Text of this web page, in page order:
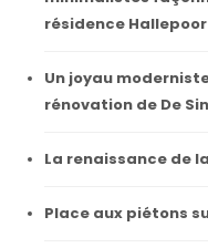
résidence
Un joyau
rénovation de De
La renaissance de
Place aux piétons